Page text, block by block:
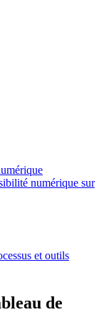
numérique sur
et outils
de